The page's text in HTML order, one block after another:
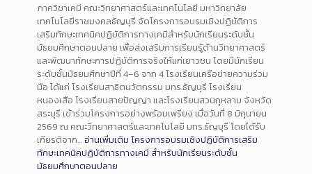
ภาควิชาเคมี คณะวิทยาศาสตร์และเทคโนโลยี มหาวิทยาลัย
เทคโนโลยีราชมงคลธัญบุรี จัดโครงการอบรมเชิงปฏิบัติการ
เสริมทักษะเทคนิคปฏิบัติการทางเคมีสำหรับนักเรียนระดับชั้น
มัธยมศึกษาตอนปลาย เพื่อส่งเสริมการเรียนรู้ด้านวิทยาศาสตร์
และพัฒนาทักษะการปฏิบัติการจริงให้แก่เยาวชน โดยมีนักเรียน
ระดับชั้นมัธยมศึกษาปีที่ 4–6 จาก 4 โรงเรียนเครือข่ายความร่วม
มือ ได้แก่ โรงเรียนสาธิตนวัตกรรม มทร.ธัญบุรี โรงเรียน
หนองเสือ โรงเรียนสายปัญญา และโรงเรียนสวนกุหลาบ จังหวัด
สระบุรี เข้าร่วมโครงการอย่างพร้อมเพรียง เมื่อวันที่ 8 มิถุนายน
2569 ณ คณะวิทยาศาสตร์และเทคโนโลยี มทร.ธัญบุรี โดยได้รับ
เกียรติจาก…อ่านเพิ่มเติม โครงการอบรมเชิงปฏิบัติการเสริม
ทักษะเทคนิคปฏิบัติการทางเคมี สำหรับนักเรียนระดับชั้น
มัธยมศึกษาตอนปลาย